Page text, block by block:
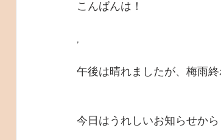
こんばんは！
,
午後は晴れましたが、梅雨
今日はうれしいお知らせから